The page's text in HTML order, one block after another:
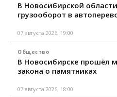
В Новосибирской
грузооборот в
07 августа 2026, 19:00
Общество
В Новосибирске прошёл
закона о памятниках
07 августа 2026, 18:00